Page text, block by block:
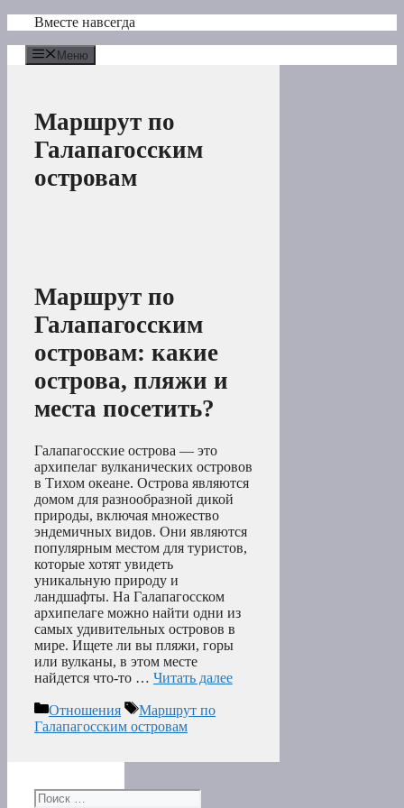
Перейти
содержимому
Вместе навсегда
Меню
Маршрут по
Галапагосским
островам
Маршрут по
Галапагосским
островам: какие
острова, пляжи и
места посетить?
Галапагосские острова — это
архипелаг вулканических островов
в Тихом океане. Острова являются
домом для разнообразной дикой
природы, включая множество
эндемичных видов. Они являются
популярным местом для туристов,
которые хотят увидеть
уникальную природу и
ландшафты. На Галапагосском
архипелаге можно найти одни из
самых удивительных островов в
мире. Ищете ли вы пляжи, горы
или вулканы, в этом месте
найдется что-то … Читать далее
Рубрики
Отношения Метки
Маршрут по
Галапагосским островам
Поиск: